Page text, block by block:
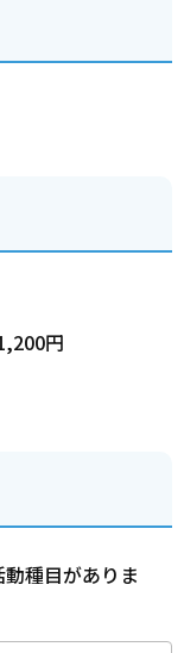
円
種目がありま